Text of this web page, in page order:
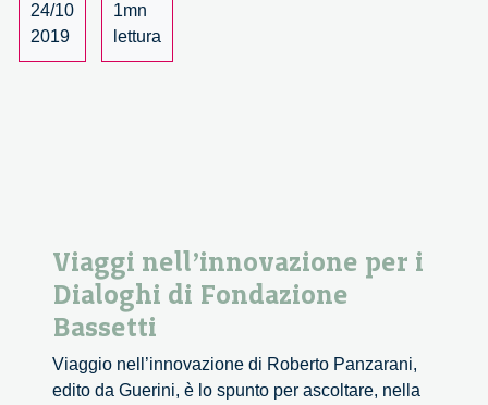
24/10
2019
1mn
lettura
Viaggi nell’innovazione per i
Dialoghi di Fondazione
Bassetti
Viaggio nell’innovazione di Roberto Panzarani,
edito da Guerini, è lo spunto per ascoltare, nella